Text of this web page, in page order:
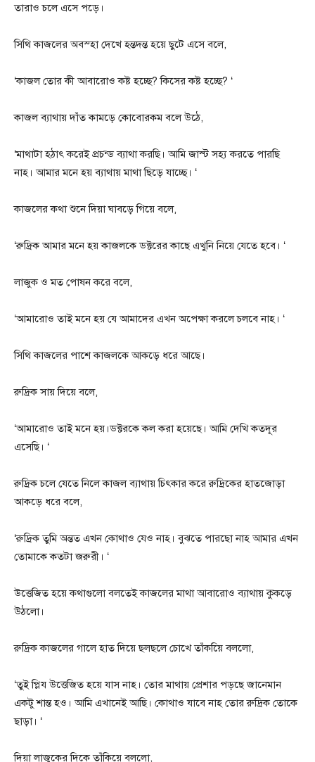
তারাও চলে এসে পড়ে।
সিথি কাজলের অবস্হা দেখে হন্তদন্ত হয়ে ছুটে এসে বলে,
‘কাজল তোর কী আবারোও কষ্ট হচ্ছে? কিসের কষ্ট হচ্ছে? ‘
কাজল ব্যাথায় দাঁত কামড়ে কোবোরকম বলে উঠে,
‘মাথাটা হঠাৎ করেই প্রচন্ড ব্যাথা করছি। আমি জাস্ট সহ্য করতে পারছি
নাহ। আমার মনে হয় ব্যাথায় মাথা ছিড়ে যাচ্ছে। ‘
কাজলের কথা শুনে দিয়া ঘাবড়ে গিয়ে বলে,
‘রুদ্রিক আমার মনে হয় কাজলকে ডক্টরের কাছে এখুনি নিয়ে যেতে হবে। ‘
লাজুক ও মত পোষন করে বলে,
‘আমারোও তাই মনে হয় যে আমাদের এখন অপেক্ষা করলে চলবে নাহ। ‘
সিথি কাজলের পাশে কাজলকে আকড়ে ধরে আছে।
রুদ্রিক সায় দিয়ে বলে,
‘আমারোও তাই মনে হয়।ডক্টরকে কল করা হয়েছে। আমি দেখি কতদূর
এসেছি। ‘
রুদ্রিক চলে যেতে নিলে কাজল ব্যাথায় চিৎকার করে রুদ্রিকের হাতজোড়া
আকড়ে ধরে বলে,
‘রুদ্রিক তুমি অন্তত এখন কোথাও যেও নাহ। বুঝতে পারছো নাহ আমার এখন
তোমাকে কতটা জরুরী। ‘
উত্তেজিত হয়ে কথাগুলো বলতেই কাজলের মাথা আবারোও ব্যাথায় কুকড়ে
উঠলো।
রুদ্রিক কাজলের গালে হাত দিয়ে ছলছলে চোখে তাঁকয়িে বললো,
‘তুই প্লিয উত্তেজিত হয়ে যাস নাহ। তোর মাথায় প্রেশার পড়ছে জানেমান
একটু শান্ত হও। আমি এখানেই আছি। কোথাও যাবে নাহ তোর রুদ্রিক তোকে
ছাড়া। ‘
দিয়া লাজুকের দিকে তাঁকিয়ে বললো,